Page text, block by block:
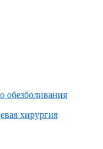
обезболивания
хирургия